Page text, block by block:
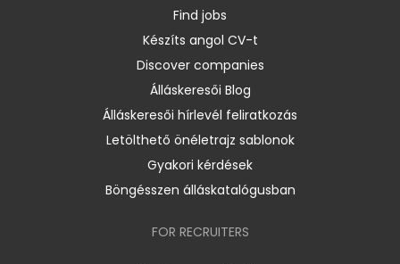
Find jobs
Készíts angol CV-t
Discover companies
Álláskeresői Blog
Álláskeresői hírlevél feliratkozás
Letölthető önéletrajz sablonok
Gyakori kérdések
Böngésszen álláskatalógusban
FOR RECRUITERS